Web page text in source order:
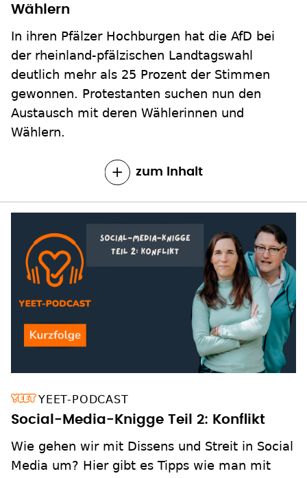
Wählern
In ihren Pfälzer Hochburgen hat die AfD bei
der rheinland-pfälzischen Landtagswahl
deutlich mehr als 25 Prozent der Stimmen
gewonnen. Protestanten suchen nun den
Austausch mit deren Wählerinnen und
Wählern.
zum Inhalt
YEET-PODCAST
Social-Media-Knigge Teil 2: Konflikt
Wie gehen wir mit Dissens und Streit in Social
Media um? Hier gibt es Tipps wie man mit